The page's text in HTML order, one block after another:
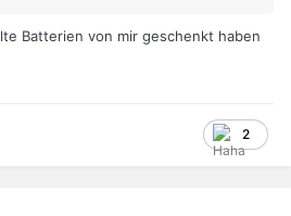
Batterien von mir geschenkt haben
2